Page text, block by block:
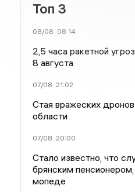
Топ 3
08/08 08:14
2,5 часа ракетной
8 августа
07/08 21:02
Стая вражеских
области
07/08 20:00
Стало известно, что
брянским
мопеде